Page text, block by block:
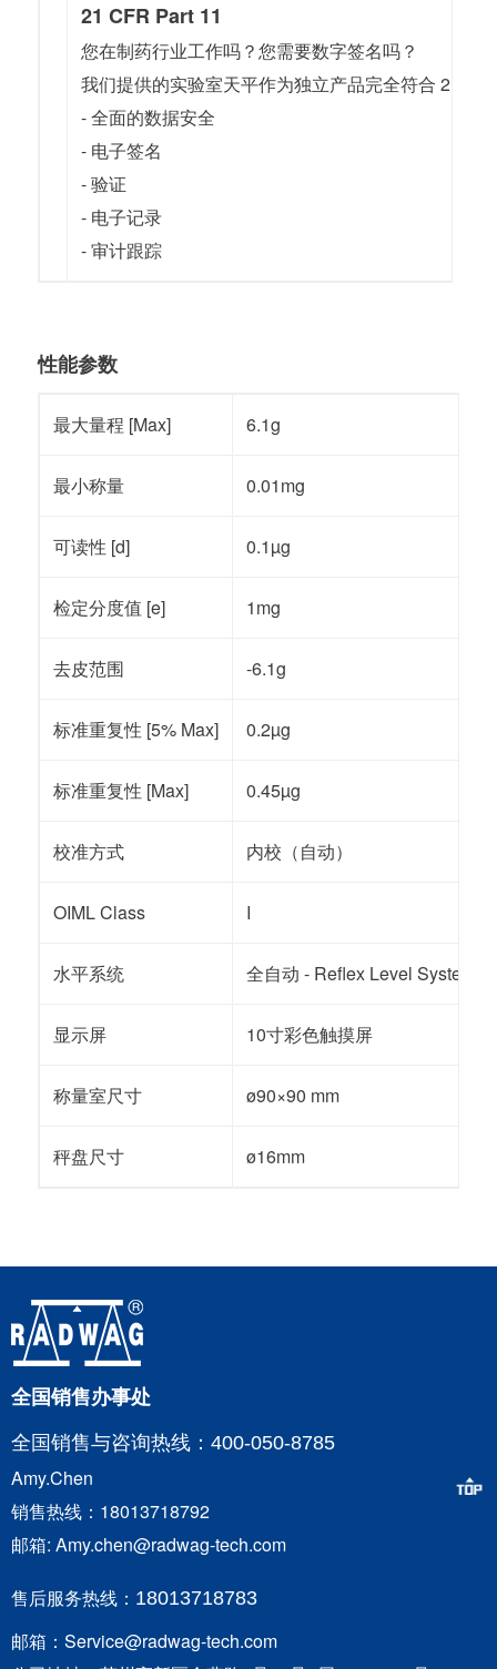
21 CFR Part 11
您在制药行业工作吗？您需要数字签名吗？
我们提供的实验室天平作为独立产品完全符合 21
- 全面的数据安全
- 电子签名
- 验证
- 电子记录
- 审计跟踪
性能参数
最大量程 [Max] 6.1g
最小称量 0.01mg
可读性 [d] 0.1µg
检定分度值 [e] 1mg
去皮范围 -6.1g
标准重复性 [5% Max] 0.2µg
标准重复性 [Max] 0.45µg
校准方式 内校（自动）
OIML Class I
水平系统 全自动 - Reflex Level System
显示屏 10寸彩色触摸屏
称量室尺寸 ø90×90 mm
秤盘尺寸 ø16mm
全国销售办事处
全国销售与咨询热线：400-050-8785
Amy.Chen
销售热线：18013718792
邮箱: Amy.chen@radwag-tech.com
售后服务热线： 18013718783
邮箱：Service@radwag-tech.com